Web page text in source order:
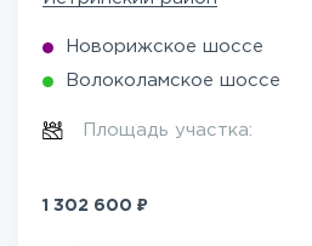
Новорижское шоссе
Волоколамское шоссе
Площадь участка:
1 302 600 ₽